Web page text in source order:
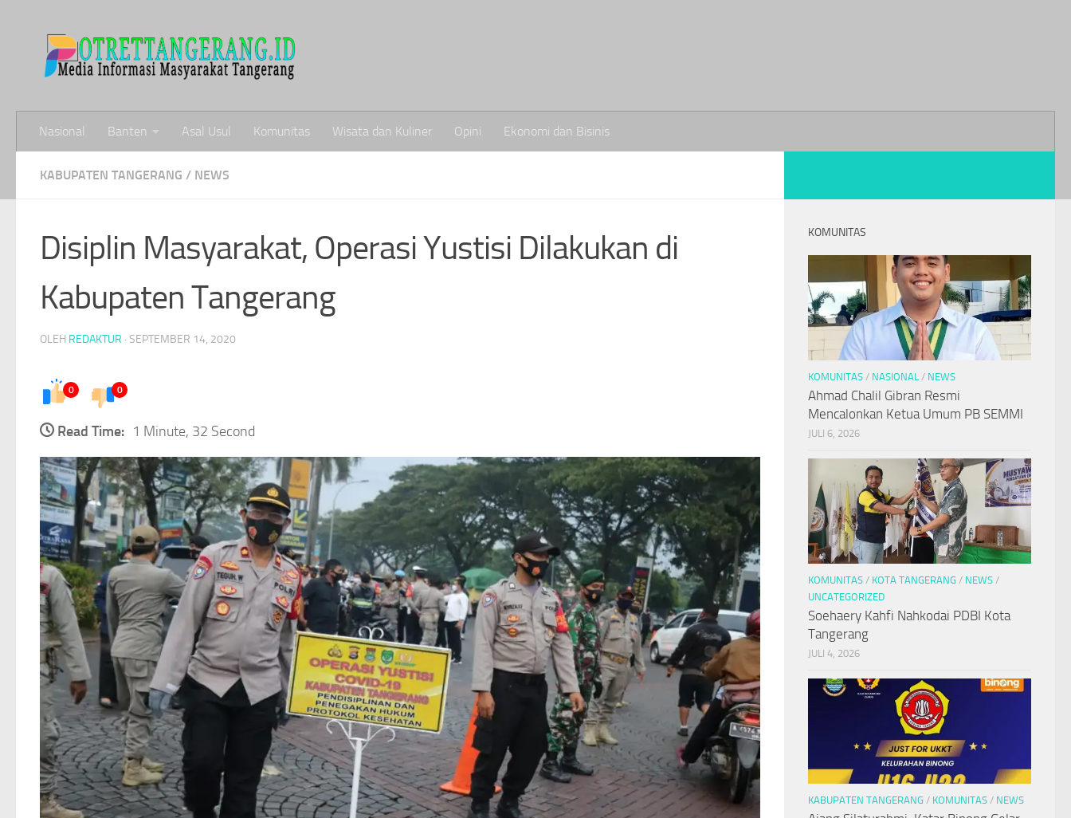
Nasional Banten Asal Usul Komunitas Wisata dan Kuliner Opini Ekonomi dan Bisinis
KABUPATEN TANGERANG / NEWS
Disiplin Masyarakat, Operasi Yustisi Dilakukan di
Kabupaten Tangerang
OLEH REDAKTUR · SEPTEMBER 14, 2020
0 0
Read Time: 1 Minute, 32 Second
KOMUNITAS
KOMUNITAS / NASIONAL / NEWS
Ahmad Chalil Gibran Resmi
Mencalonkan Ketua Umum PB SEMMI
JULI 6, 2026
KOMUNITAS / KOTA TANGERANG / NEWS /
UNCATEGORIZED
Soehaery Kahfi Nahkodai PDBI Kota
Tangerang
JULI 4, 2026
KABUPATEN TANGERANG / KOMUNITAS / NEWS